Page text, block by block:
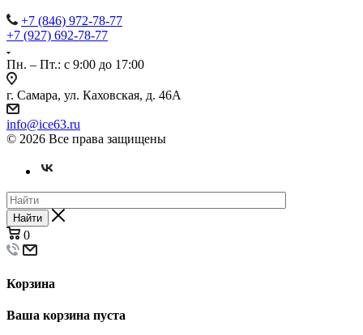
+7 (846) 972-78-77
+7 (927) 692-78-77
Пн. – Пт.: с 9:00 до 17:00
г. Самара, ул. Каховская, д. 46А
info@ice63.ru
© 2026 Все права защищены
Найти
0
Корзина
Ваша корзина пуста